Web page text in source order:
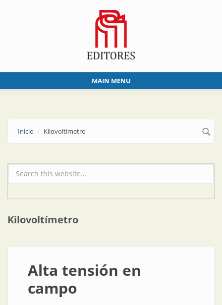
MAIN MENU
Inicio Kilovoltímetro
Formulario de búsqueda
Kilovoltímetro
Alta tensión en
campo